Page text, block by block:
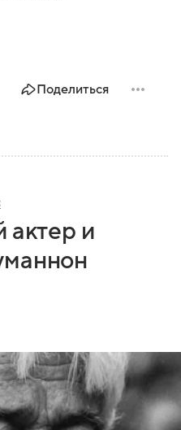
Поделиться
актер и